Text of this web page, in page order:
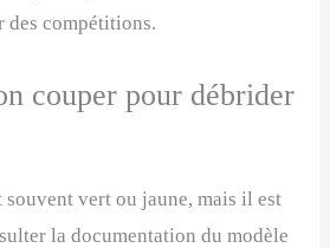
compétitions.
couper pour débrider
souvent vert ou jaune, mais il est
la documentation du modèle